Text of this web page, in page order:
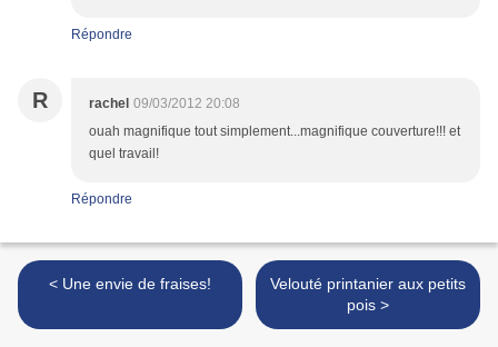
Répondre
R rachel 09/03/2012 20:08
ouah magnifique tout simplement...magnifique couverture!!! et
quel travail!
Répondre
< Une envie de fraises!
Velouté printanier aux petits
pois >